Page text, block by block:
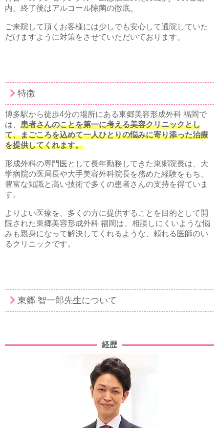
内。終了後はアルコール除菌の徹底。
ご来院して頂くお客様には少しでも安心して通院していた
だけますように対策をさせていただいております。
特徴
博多駅から徒歩4分の場所にある東郷美容形成外科 福岡で
は、 患者さんのことを第一に考える美容クリニックとし
て、まごころを込めて一人ひとりの悩みに寄り添った治療
を提供してくれます。
形成外科の専門医として長年勤務してきた東郷院長は、大
学病院の医局長や大手美容外科院長を務めた経験をもち、
豊富な知識と高い技術で多くの患者さんの支持を得ていま
す。
よりよい医療を、多くの方に提供することを目的として開
院された東郷美容形成外科 福岡は、相談しにくいような悩
みも親身になって解決してくれるような、頼れる医師のい
るクリニックです。
東郷 智一郎先生について
経歴